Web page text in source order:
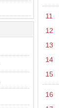
11
12
13
14
15
16